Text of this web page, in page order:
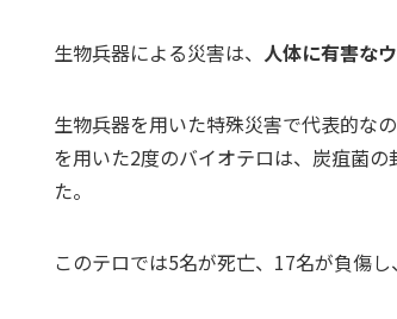
生物兵器による災害は、 人体に有害な
生物兵器を用いた特殊災害で代表的な
を用いた2度のバイオテロは、炭疽菌
た。
このテロでは5名が死亡、17名が負傷